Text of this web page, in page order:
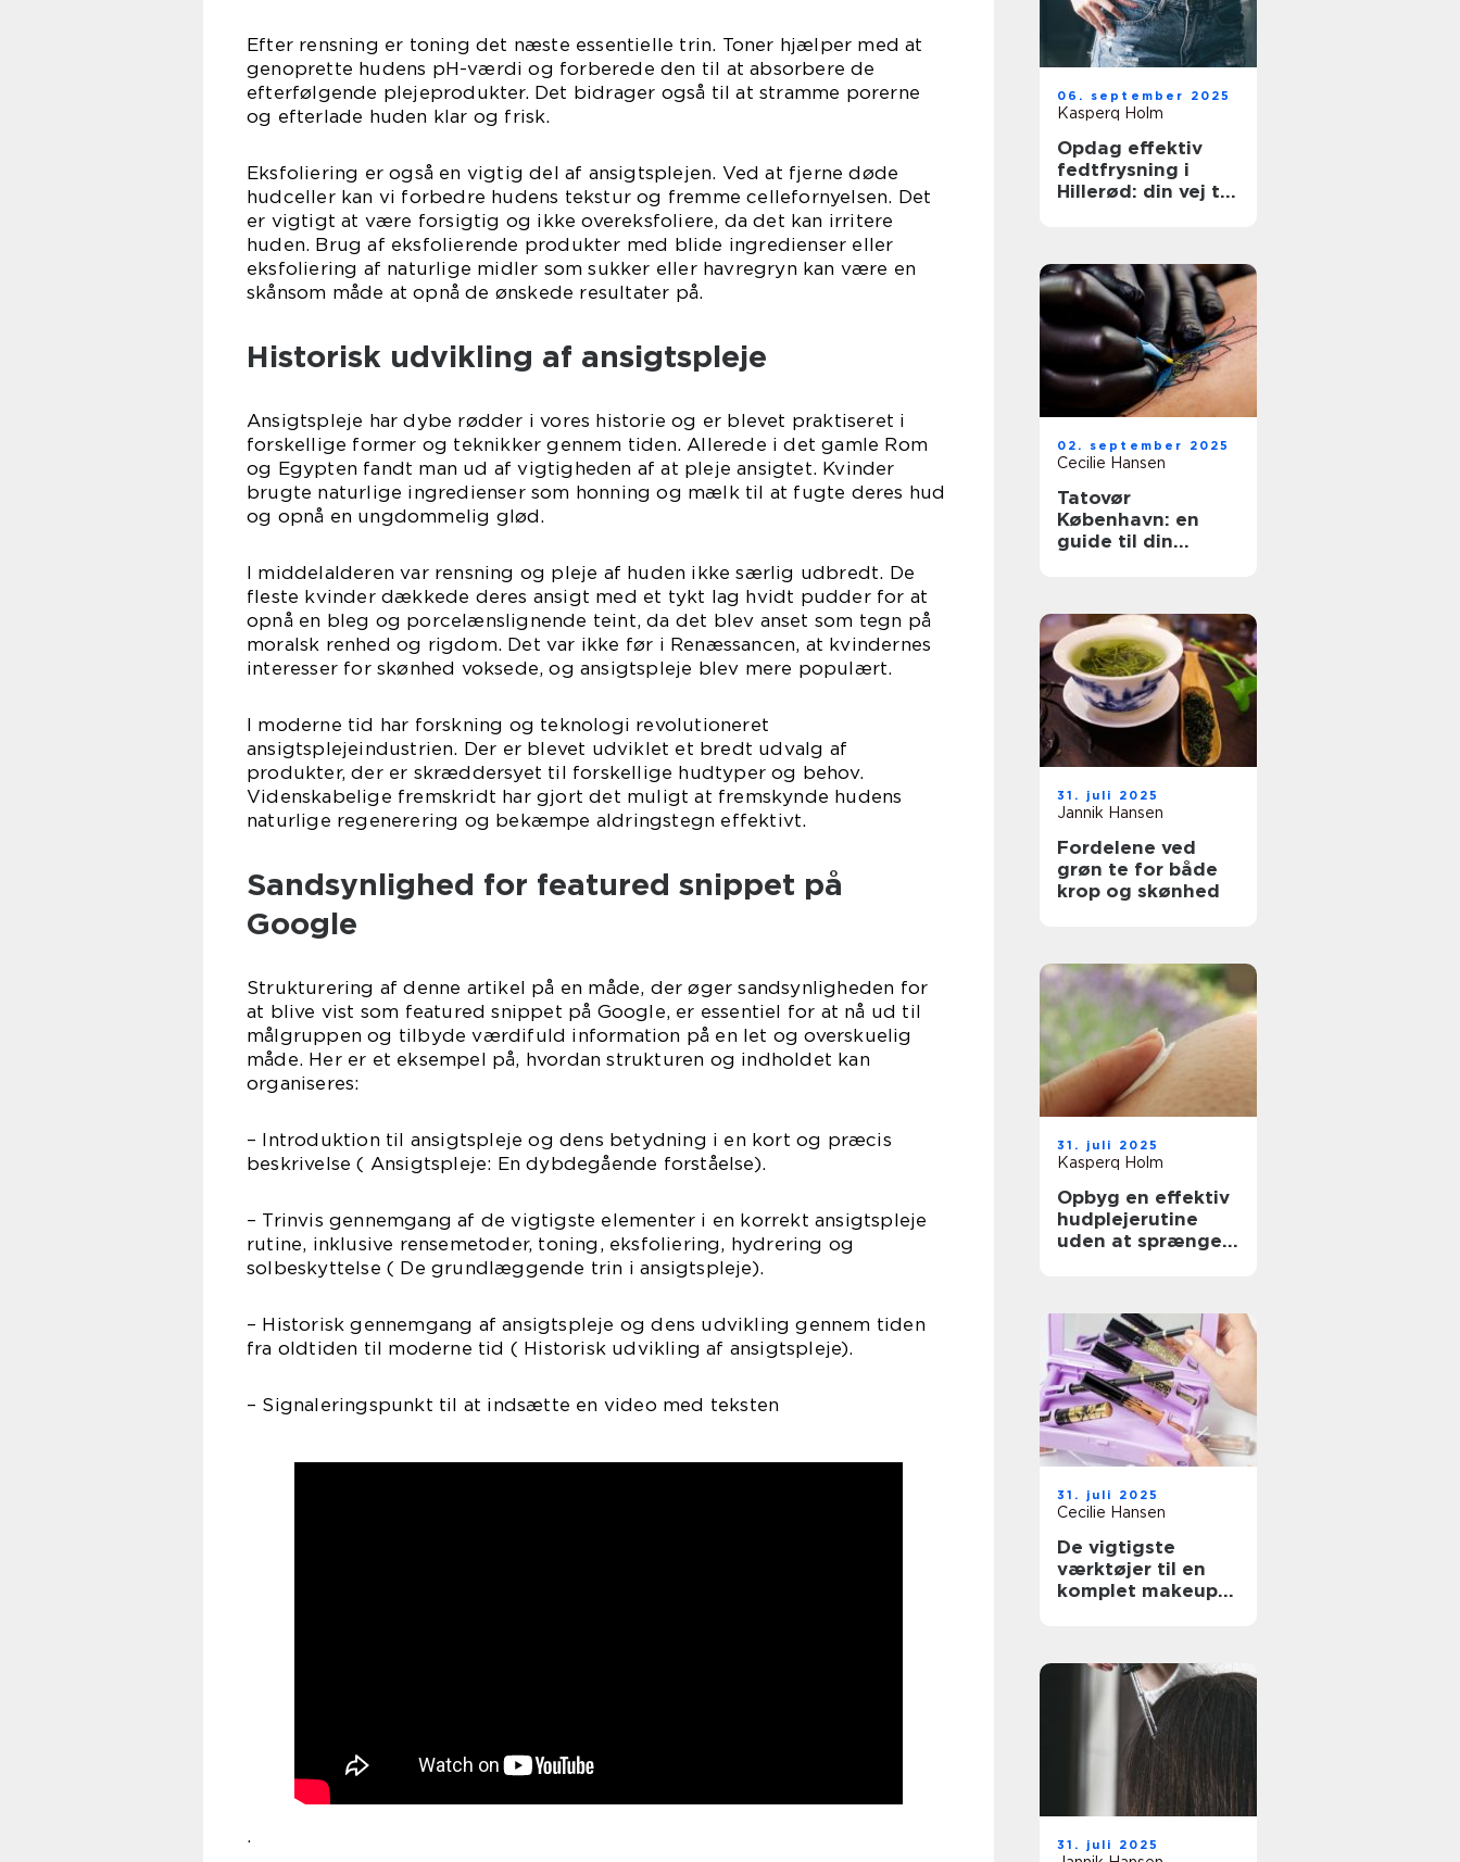
Efter rensning er toning det næste essentielle trin. Toner hjælper med at
genoprette hudens pH-værdi og forberede den til at absorbere de
efterfølgende plejeprodukter. Det bidrager også til at stramme porerne
og efterlade huden klar og frisk.
Eksfoliering er også en vigtig del af ansigtsplejen. Ved at fjerne døde
hudceller kan vi forbedre hudens tekstur og fremme cellefornyelsen. Det
er vigtigt at være forsigtig og ikke overeksfoliere, da det kan irritere
huden. Brug af eksfolierende produkter med blide ingredienser eller
eksfoliering af naturlige midler som sukker eller havregryn kan være en
skånsom måde at opnå de ønskede resultater på.
Historisk udvikling af ansigtspleje
Ansigtspleje har dybe rødder i vores historie og er blevet praktiseret i
forskellige former og teknikker gennem tiden. Allerede i det gamle Rom
og Egypten fandt man ud af vigtigheden af at pleje ansigtet. Kvinder
brugte naturlige ingredienser som honning og mælk til at fugte deres hud
og opnå en ungdommelig glød.
I middelalderen var rensning og pleje af huden ikke særlig udbredt. De
fleste kvinder dækkede deres ansigt med et tykt lag hvidt pudder for at
opnå en bleg og porcelænslignende teint, da det blev anset som tegn på
moralsk renhed og rigdom. Det var ikke før i Renæssancen, at kvindernes
interesser for skønhed voksede, og ansigtspleje blev mere populært.
I moderne tid har forskning og teknologi revolutioneret
ansigtsplejeindustrien. Der er blevet udviklet et bredt udvalg af
produkter, der er skræddersyet til forskellige hudtyper og behov.
Videnskabelige fremskridt har gjort det muligt at fremskynde hudens
naturlige regenerering og bekæmpe aldringstegn effektivt.
Sandsynlighed for featured snippet på
Google
Strukturering af denne artikel på en måde, der øger sandsynligheden for
at blive vist som featured snippet på Google, er essentiel for at nå ud til
målgruppen og tilbyde værdifuld information på en let og overskuelig
måde. Her er et eksempel på, hvordan strukturen og indholdet kan
organiseres:
– Introduktion til ansigtspleje og dens betydning i en kort og præcis
beskrivelse ( Ansigtspleje: En dybdegående forståelse).
– Trinvis gennemgang af de vigtigste elementer i en korrekt ansigtspleje
rutine, inklusive rensemetoder, toning, eksfoliering, hydrering og
solbeskyttelse ( De grundlæggende trin i ansigtspleje).
– Historisk gennemgang af ansigtspleje og dens udvikling gennem tiden
fra oldtiden til moderne tid ( Historisk udvikling af ansigtspleje).
– Signaleringspunkt til at indsætte en video med teksten
.
06. september 2025
Kasperq Holm
Opdag effektiv
fedtfrysning i
Hillerød: din vej til
02. september 2025
Cecilie Hansen
Tatovør
København: en
guide til din
31. juli 2025
Jannik Hansen
Fordelene ved
grøn te for både
krop og skønhed
31. juli 2025
Kasperq Holm
Opbyg en effektiv
hudplejerutine
uden at sprænge
31. juli 2025
Cecilie Hansen
De vigtigste
værktøjer til en
komplet makeup-
31. juli 2025